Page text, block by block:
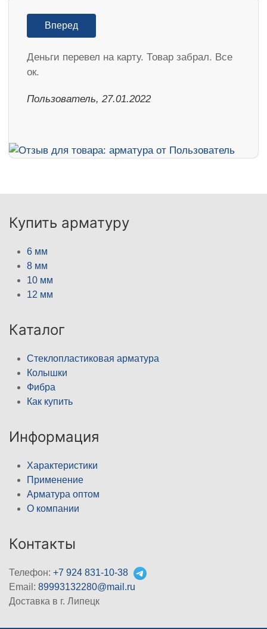
Вперед
Деньги перевел на карту. Товар забрал. Все
ок.
Пользователь, 27.01.2022
Купить арматуру
6 мм
8 мм
10 мм
12 мм
Каталог
Стеклопластиковая арматура
Колышки
Фибра
Как купить
Информация
Характеристики
Применение
Арматура оптом
О компании
Контакты
Телефон: +7 924 831-10-38
Email: 89993132280@mail.ru
Доставка в г. Липецк